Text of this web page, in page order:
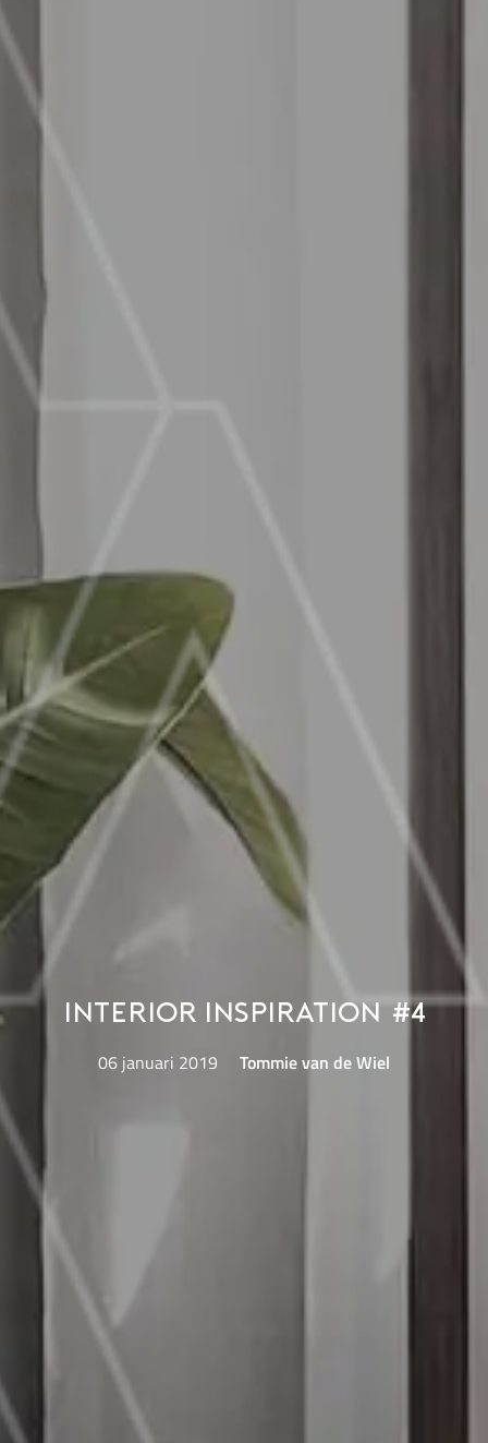
Interior Inspiration #4
06 januari 2019 Tommie van de Wiel